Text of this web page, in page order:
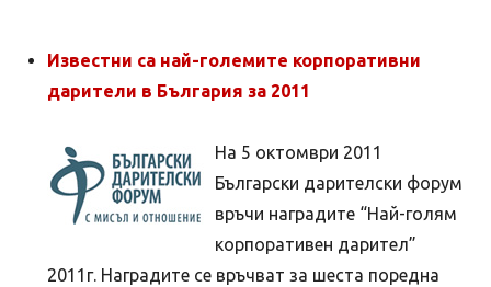
Известни са най-големите корпоративни
дарители в България за 2011
На 5 октомври 2011
Български дарителски форум
връчи наградите “Най-голям
корпоративен дарител”
2011г. Наградите се връчват за шеста поредна